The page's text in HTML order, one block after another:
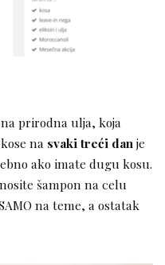
prirodna ulja, koja
na svaki treći dan je
ako imate dugu kosu.
šampon na celu
na teme, a ostatak